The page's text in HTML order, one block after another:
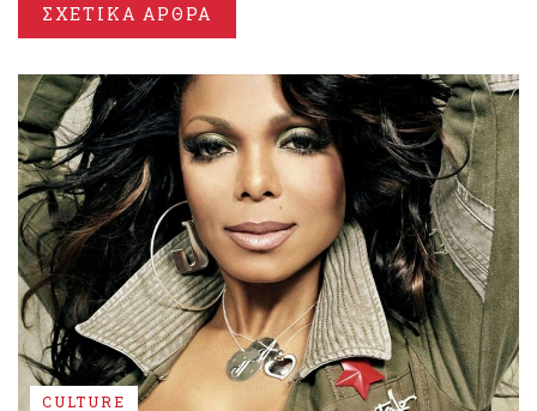
ΣΧΕΤΙΚΑ ΑΡΘΡΑ
CULTURE